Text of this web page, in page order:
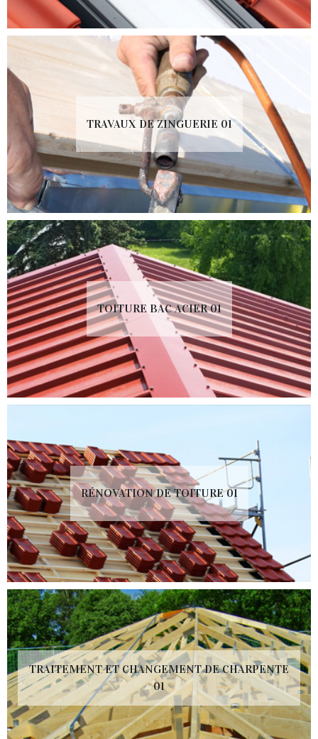
TRAVAUX DE ZINGUERIE 01
TOITURE BAC ACIER 01
RÉNOVATION DE TOITURE 01
TRAITEMENT ET CHANGEMENT DE CHARPENTE
01